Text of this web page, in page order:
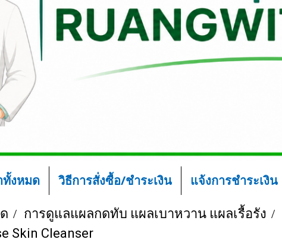
งหมด วิธีการสั่งซื้อ/ชำระเงิน แจ้งการชำระเงิน
การดูแลแผลกดทับ แผลเบาหวาน แผลเรื้อรัง
Skin Cleanser